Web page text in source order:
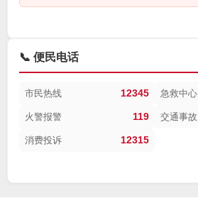
📞 便民电话
市民热线 12345 急救中心
火警报警 119 交通事故
消费投诉 12315